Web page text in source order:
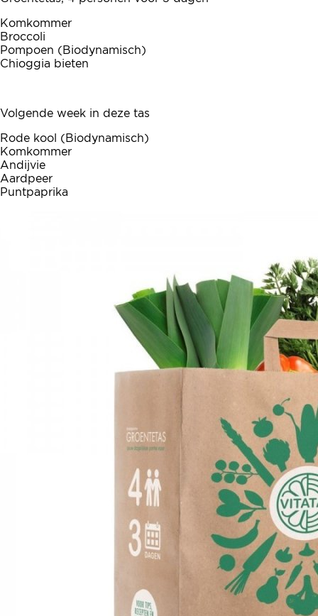
Komkommer
Broccoli
Pompoen (Biodynamisch)
Chioggia bieten
Volgende week in deze tas
Rode kool (Biodynamisch)
Komkommer
Andijvie
Aardpeer
Puntpaprika